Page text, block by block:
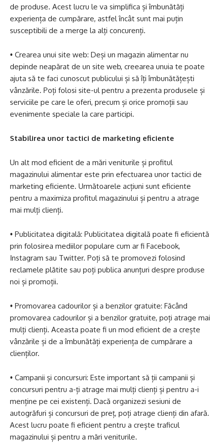
de produse. Acest lucru le va simplifica și îmbunătăți
experiența de cumpărare, astfel încât sunt mai puțin
susceptibili de a merge la alți concurenți.
• Crearea unui site web: Deși un magazin alimentar nu
depinde neapărat de un site web, creearea unuia te poate
ajuta să te faci cunoscut publicului și să îți îmbunătățești
vânzările. Poți folosi site-ul pentru a prezenta produsele și
serviciile pe care le oferi, precum și orice promoții sau
evenimente speciale la care participi.
Stabilirea unor tactici de marketing eficiente
Un alt mod eficient de a mări veniturile și profitul
magazinului alimentar este prin efectuarea unor tactici de
marketing eficiente. Următoarele acțiuni sunt eficiente
pentru a maximiza profitul magazinului și pentru a atrage
mai mulți clienți.
• Publicitatea digitală: Publicitatea digitală poate fi eficientă
prin folosirea mediilor populare cum ar fi Facebook,
Instagram sau Twitter. Poți să te promovezi folosind
reclamele plătite sau poți publica anunțuri despre produse
noi și promoții.
• Promovarea cadourilor și a benzilor gratuite: Făcând
promovarea cadourilor și a benzilor gratuite, poți atrage mai
mulți clienți. Aceasta poate fi un mod eficient de a crește
vânzările și de a îmbunătăți experiența de cumpărare a
clienților.
• Campanii și concursuri: Este important să ții campanii și
concursuri pentru a-ți atrage mai mulți clienți și pentru a-i
menține pe cei existenți. Dacă organizezi sesiuni de
autogrăfuri și concursuri de preț, poți atrage clienți din afară.
Acest lucru poate fi eficient pentru a crește traficul
magazinului și pentru a mări veniturile.